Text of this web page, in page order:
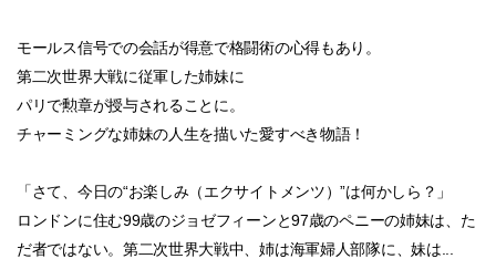
モールス信号での会話が得意で格闘術の心得もあり。
第二次世界大戦に従軍した姉妹に
パリで勲章が授与されることに。
チャーミングな姉妹の人生を描いた愛すべき物語！
「さて、今日の“お楽しみ（エクサイトメンツ）”は何かしら？」
ロンドンに住む99歳のジョゼフィーンと97歳のペニーの姉妹は、た
だ者ではない。第二次世界大戦中、姉は海軍婦人部隊に、妹は...